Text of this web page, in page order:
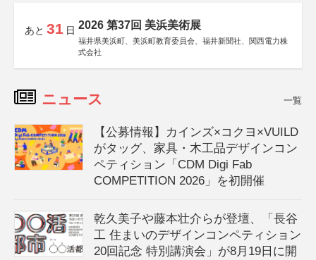
あと 31 日 2026 第37回 美浜美術展
福井県美浜町、美浜町教育委員会、福井新聞社、関西電力株
式会社
ニュース 一覧
【公募情報】カインズ×コクヨ×VUILD
がタッグ、家具・木工品デザインコン
ペティション「CDM Digi Fab
COMPETITION 2026」を初開催
乾久美子や藤本壮介らが登壇、「長谷
工 住まいのデザインコンペティション
20回記念 特別講演会」が8月19日に開